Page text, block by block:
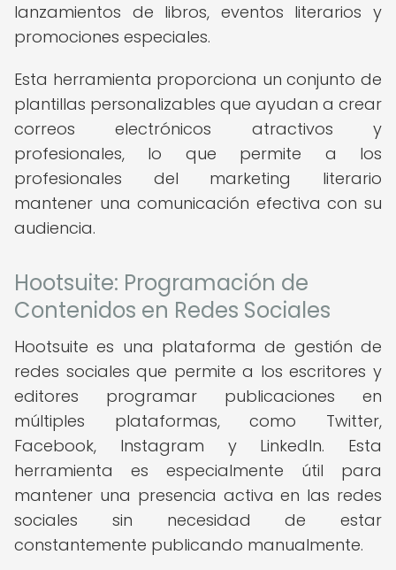
lanzamientos de libros, eventos literarios y
promociones especiales.
Esta herramienta proporciona un conjunto de
plantillas personalizables que ayudan a crear
correos electrónicos atractivos y
profesionales, lo que permite a los
profesionales del marketing literario
mantener una comunicación efectiva con su
audiencia.
Hootsuite: Programación de
Contenidos en Redes Sociales
Hootsuite es una plataforma de gestión de
redes sociales que permite a los escritores y
editores programar publicaciones en
múltiples plataformas, como Twitter,
Facebook, Instagram y LinkedIn. Esta
herramienta es especialmente útil para
mantener una presencia activa en las redes
sociales sin necesidad de estar
constantemente publicando manualmente.